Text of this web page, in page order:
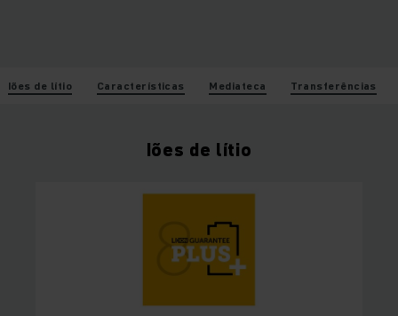
Iões de lítio Características Mediateca Transferências
Iões de lítio